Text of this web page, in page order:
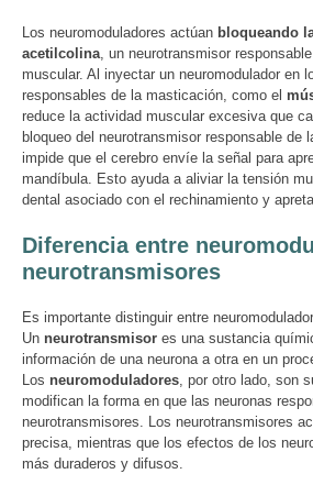
Los neuromoduladores actúan bloqueando
acetilcolina , un neurotransmisor
muscular. Al inyectar un neuromodulador en
responsables de la masticación, como el
reduce la actividad muscular excesiva que
bloqueo del neurotransmisor responsable de
impide que el cerebro envíe la señal para
mandíbula. Esto ayuda a aliviar la tensión
dental asociado con el rechinamiento y
Diferencia entre
neurotransmisores
Es importante distinguir entre
Un neurotransmisor es una sustancia
información de una neurona a otra en un
Los neuromoduladores, por otro lado, son
modifican la forma en que las neuronas
neurotransmisores. Los neurotransmisores
precisa, mientras que los efectos de los
más duraderos y difusos.